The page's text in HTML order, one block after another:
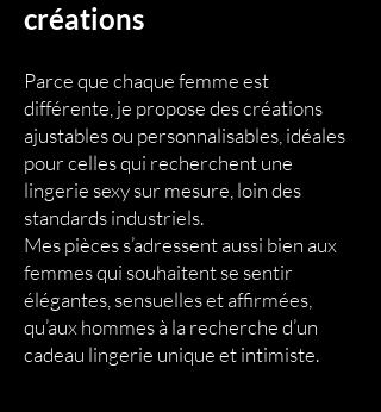
créations
Parce que chaque femme est
différente, je propose des créations
ajustables ou personnalisables, idéales
pour celles qui recherchent une
lingerie sexy sur mesure, loin des
standards industriels.
Mes pièces s’adressent aussi bien aux
femmes qui souhaitent se sentir
élégantes, sensuelles et affirmées,
qu’aux hommes à la recherche d’un
cadeau lingerie unique et intimiste.